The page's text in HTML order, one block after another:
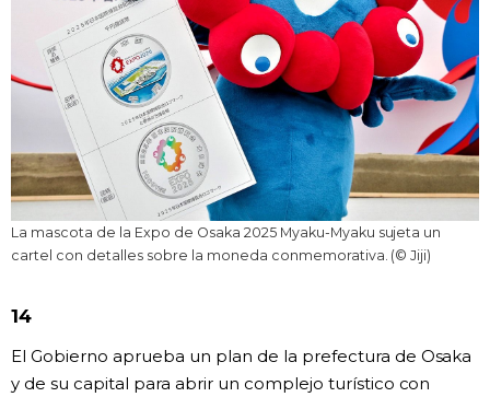
La mascota de la Expo de Osaka 2025 Myaku-Myaku sujeta un
cartel con detalles sobre la moneda conmemorativa. (© Jiji)
14
El Gobierno aprueba un plan de la prefectura de Osaka
y de su capital para abrir un complejo turístico con